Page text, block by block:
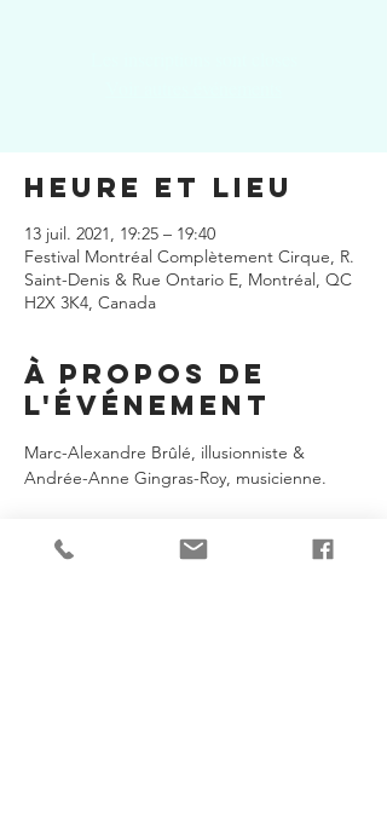
Heure et lieu
13 juil. 2021, 19:25 – 19:40
Festival Montréal Complètement Cirque, R.
Saint-Denis & Rue Ontario E, Montréal, QC
H2X 3K4, Canada
À propos de
l'événement
Marc-Alexandre Brûlé, illusionniste &
Andrée-Anne Gingras-Roy, musicienne.